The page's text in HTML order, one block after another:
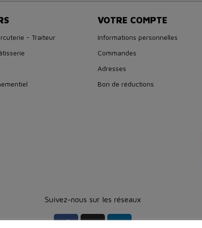
- Traiteur
VOTRE COMPTE
Informations personnelles
Commandes
Adresses
Bon de réductions
Suivez-nous sur les réseaux